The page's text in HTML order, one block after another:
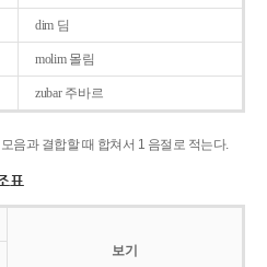
dim 딤
molim 몰림
zubar 주바르
음과 결합할 때 합쳐서 1 음절로 적는다.
표
보기